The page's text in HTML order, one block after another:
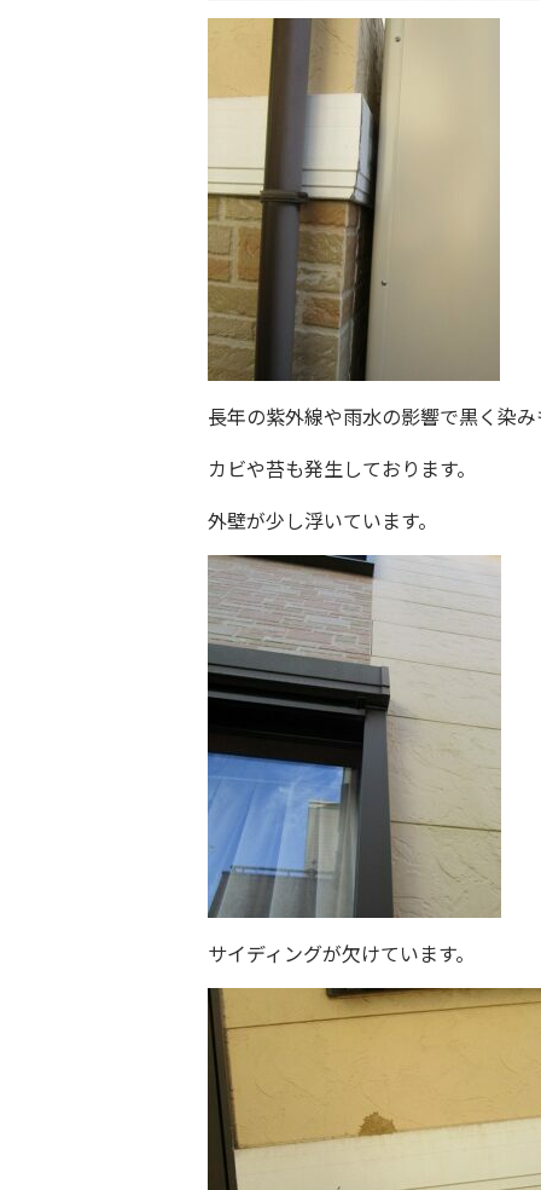
長年の紫外線や雨水の影響で黒く染
カビや苔も発生しております。
外壁が少し浮いています。
サイディングが欠けています。